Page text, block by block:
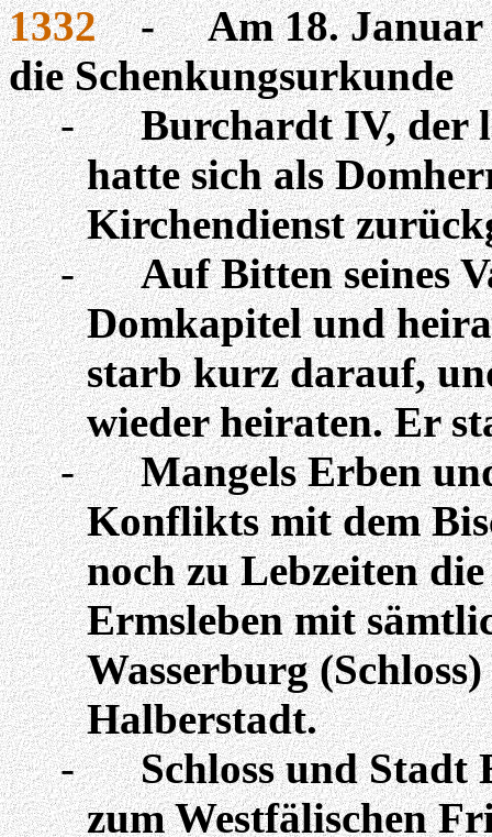
1332 -
Am 18.
die Schenkungsurkunde
-
Burchardt IV, der
hatte sich als
Kirchendienst
-
Auf Bitten seines
Domkapitel und
starb kurz darauf,
wieder heiraten. Er
-
Mangels Erben
Konflikts mit dem
noch zu Lebzeiten
Ermsleben mit
Wasserburg
Halberstadt.
-
Schloss und Stadt
zum Westfälischen